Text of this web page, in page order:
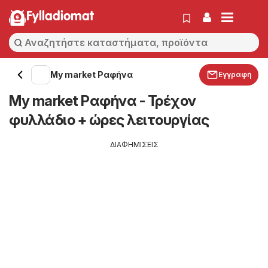
Fylladiomat
My market Ραφήνα Εγγραφή
My market Ραφήνα - Τρέχον
φυλλάδιο + ώρες λειτουργίας
ΔΙΑΦΗΜΙΣΕΙΣ